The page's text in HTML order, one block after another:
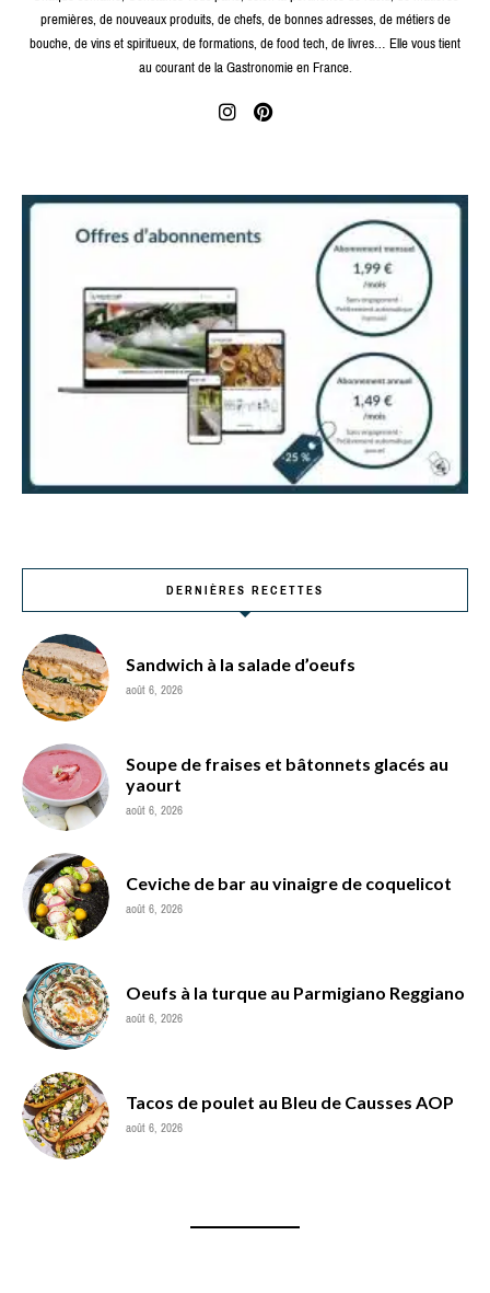
premières, de nouveaux produits, de chefs, de bonnes adresses, de métiers de
bouche, de vins et spiritueux, de formations, de food tech, de livres… Elle vous tient
au courant de la Gastronomie en France.
DERNIÈRES RECETTES
Sandwich à la salade d’oeufs
août 6, 2026
Soupe de fraises et bâtonnets glacés au
yaourt
août 6, 2026
Ceviche de bar au vinaigre de coquelicot
août 6, 2026
Oeufs à la turque au Parmigiano Reggiano
août 6, 2026
Tacos de poulet au Bleu de Causses AOP
août 6, 2026